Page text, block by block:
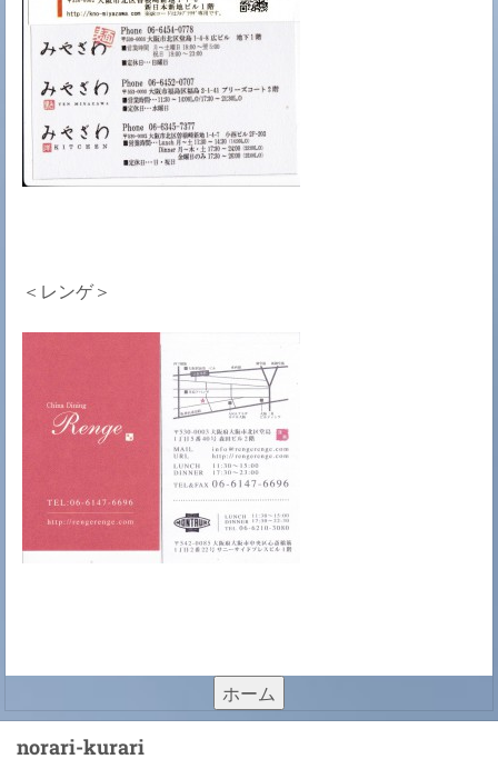
＜レンゲ＞
ホーム
norari-kurari